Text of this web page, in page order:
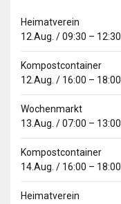
Heimatverein
12.Aug. /09:30 – 12:30
Kompostcontainer
12.Aug. / 16:00 – 18:00
Wochenmarkt
13.Aug. /07:00 – 13:00
Kompostcontainer
14.Aug. / 16:00 – 18:00
Heimatverein